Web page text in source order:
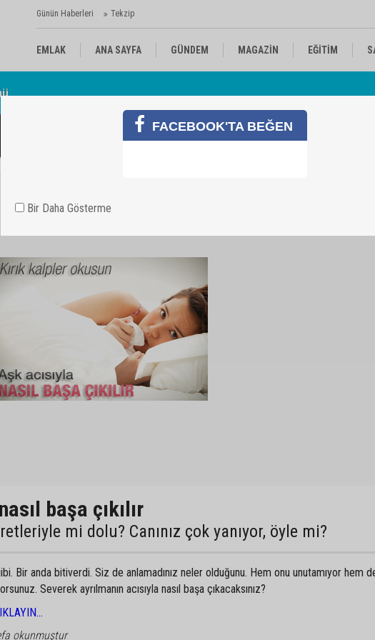
Günün Haberleri Tekzip
EMLAK ANA SAYFA GÜNDEM MAGAZİN EĞİTİM
Kalkınma Ajansı'nda
başa çıkılır
mi dolu? Canınız çok yanıyor, öyle mi?
Bir anda bitiverdi. Siz de anlamadınız neler olduğunu. Hem onu unutamıyor hem
Severek ayrılmanın acısıyla nasıl başa çıkacaksınız?
okunmuştur
FACEBOOK'TA BEĞEN
Bir Daha Gösterme